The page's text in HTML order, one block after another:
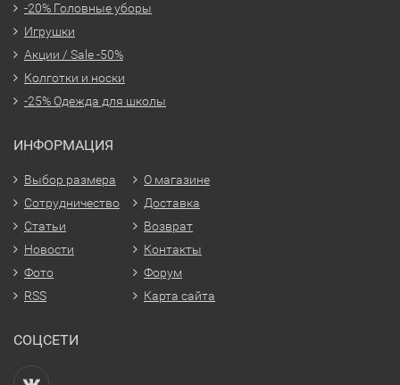
-20% Головные уборы
Игрушки
Акции / Sale -50%
Колготки и носки
-25% Одежда для школы
ИНФОРМАЦИЯ
Выбор размера
Сотрудничество
Статьи
Новости
Фото
RSS
О магазине
Доставка
Возврат
Контакты
Форум
Карта сайта
СОЦСЕТИ